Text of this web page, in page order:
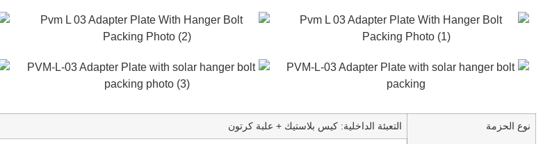
نوع الحزمة التعبئة الداخلية: كيس بلاستيك + علبة كرتون